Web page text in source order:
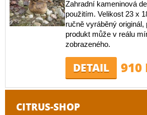
Zahradní kameninová
použitím. Velikost 23 x
ručně vyráběný
produkt může v reálu
zobrazeného.
DETAIL 910
CITRUS-SHOP